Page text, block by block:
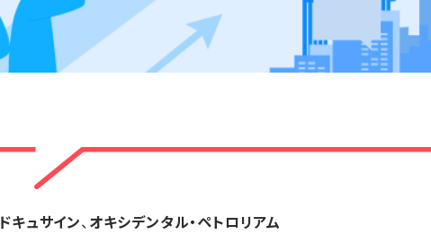
ドキュサイン、オキシデンタル・ペトロリアム